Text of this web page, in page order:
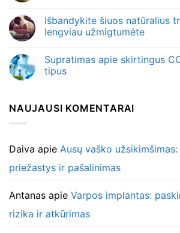
Išbandykite šiuos natūralius
lengviau užmigtumėte
Supratimas apie skirtingus
tipus
NAUJAUSI KOMENTARAI
Daiva apie Ausų vaško
priežastys ir pašalinimas
Antanas apie Varpos implantas:
rizika ir atkūrimas